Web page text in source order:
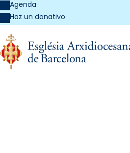
Agenda
Haz un donativo